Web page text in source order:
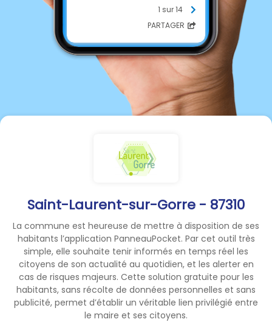
Saint-Laurent-sur-Gorre - 87310
La commune est heureuse de mettre à disposition de ses
habitants l’application PanneauPocket. Par cet outil très
simple, elle souhaite tenir informés en temps réel les
citoyens de son actualité au quotidien, et les alerter en
cas de risques majeurs. Cette solution gratuite pour les
habitants, sans récolte de données personnelles et sans
publicité, permet d’établir un véritable lien privilégié entre
le maire et ses citoyens.
1 sur 14
PARTAGER